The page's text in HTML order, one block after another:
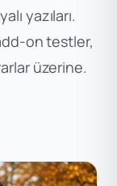
yazıları.
add-on testler,
üzerine.